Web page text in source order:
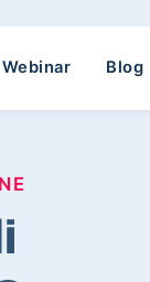
Webinar Blog